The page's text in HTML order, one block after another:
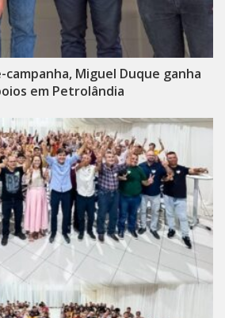
Miguel Duque ganha
em Petrolândia